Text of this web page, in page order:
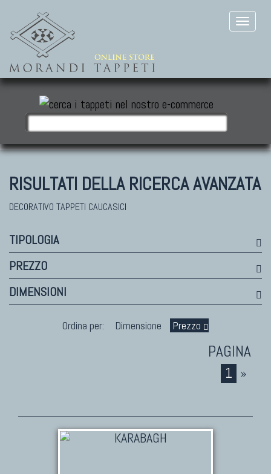
RISULTATI DELLA RICERCA AVANZATA
DECORATIVO TAPPETI CAUCASICI
TIPOLOGIA
PREZZO
DIMENSIONI
Ordina per: Dimensione Prezzo
1 »